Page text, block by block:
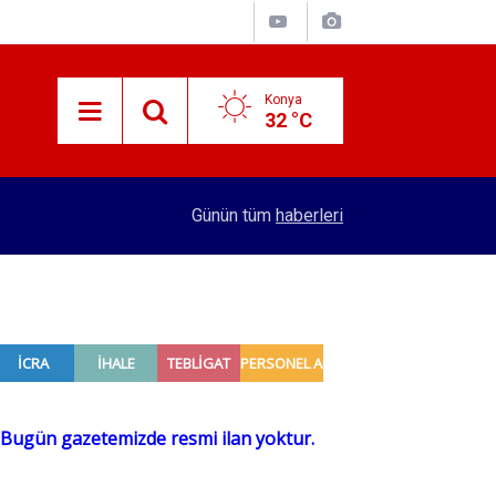
Konya
32 °C
12 bin yıllık Iza Buğdayı geleceğe taşınıyor
Günün tüm haberleri